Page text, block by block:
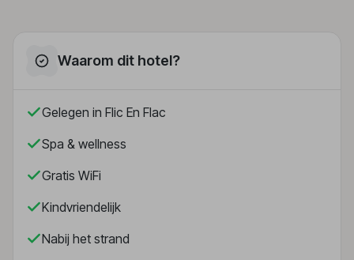
Waarom dit hotel?
Gelegen in Flic En Flac
Spa & wellness
Gratis WiFi
Kindvriendelijk
Nabij het strand